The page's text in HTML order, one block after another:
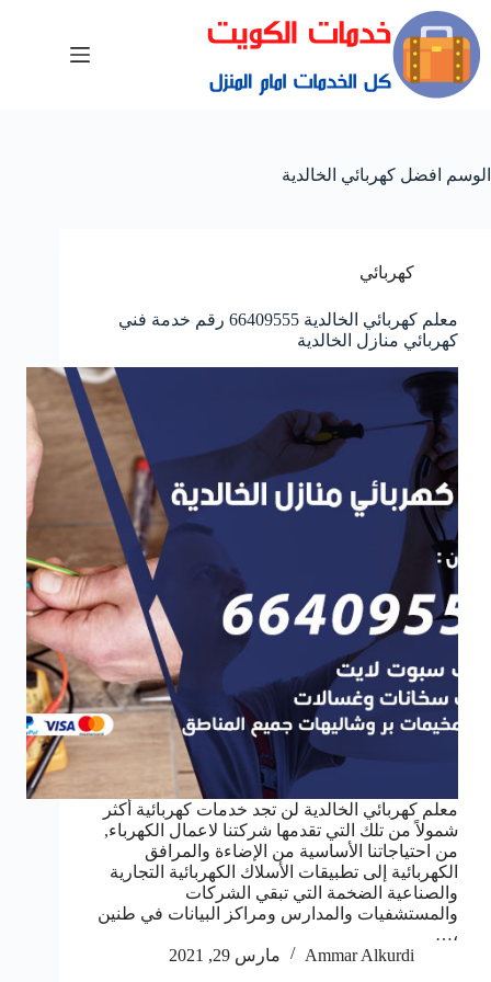
الوسم افضل كهربائي الخالدية
كهربائي
معلم كهربائي الخالدية 66409555 رقم خدمة فني
كهربائي منازل الخالدية
معلم كهربائي الخالدية لن تجد خدمات كهربائية أكثر
شمولاً من تلك التي تقدمها شركتنا لاعمال الكهرباء,
من احتياجاتنا الأساسية من الإضاءة والمرافق
الكهربائية إلى تطبيقات الأسلاك الكهربائية التجارية
والصناعية الضخمة التي تبقي الشركات
والمستشفيات والمدارس ومراكز البيانات في طنين
،…
Ammar Alkurdi
مارس 29, 2021